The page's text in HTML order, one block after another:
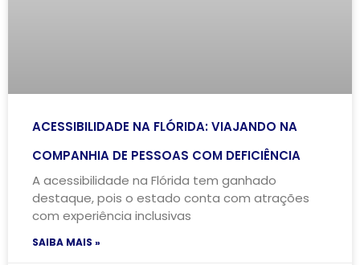
ACESSIBILIDADE NA FLÓRIDA: VIAJANDO NA
COMPANHIA DE PESSOAS COM DEFICIÊNCIA
A acessibilidade na Flórida tem ganhado
destaque, pois o estado conta com atrações
com experiência inclusivas
SAIBA MAIS »